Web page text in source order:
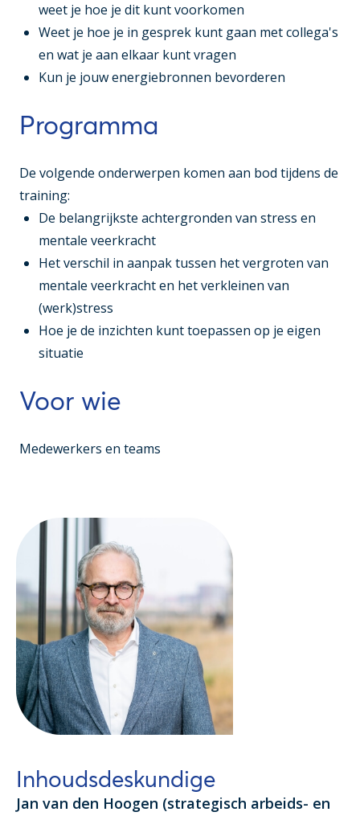
weet je hoe je dit kunt voorkomen
Weet je hoe je in gesprek kunt gaan met collega's
en wat je aan elkaar kunt vragen
Kun je jouw energiebronnen bevorderen
Programma
De volgende onderwerpen komen aan bod tijdens de
training:
De belangrijkste achtergronden van stress en
mentale veerkracht
Het verschil in aanpak tussen het vergroten van
mentale veerkracht en het verkleinen van
(werk)stress
Hoe je de inzichten kunt toepassen op je eigen
situatie
Voor wie
Medewerkers en teams
Inhoudsdeskundige
Jan van den Hoogen (strategisch arbeids- en